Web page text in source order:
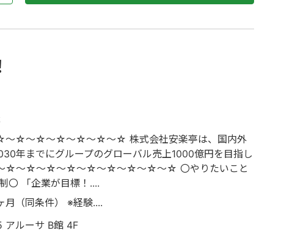
☆～☆～☆～☆～☆ 株式会社安楽亭は、国内外
までにグループのグローバル売上1000億円を目指し
～☆～☆～☆～☆～☆～☆～☆～☆ 〇やりたいこと
〇 「企業が目標！....
（同条件） ※経験....
アルーサ B館 4F